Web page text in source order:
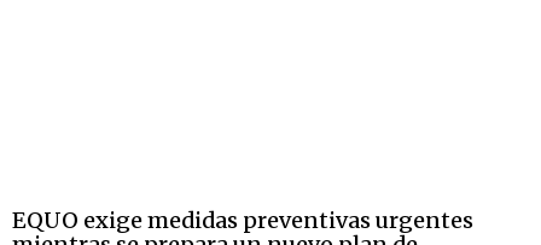
EQUO exige medidas preventivas urgentes